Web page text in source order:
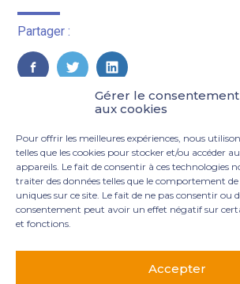
Gérer le consentement
aux cookies
Pour offrir les meilleures expériences, nous
telles que les cookies pour stocker et/ou accéder
appareils. Le fait de consentir à ces technologies
traiter des données telles que le comportement
uniques sur ce site. Le fait de ne pas consentir ou
consentement peut avoir un effet négatif sur
et fonctions.
Accepter
Partager :
FaceBook
TwitterLinkedIn
Principale
3 rue Marie Dupil – La Plaine Petit Manoir –